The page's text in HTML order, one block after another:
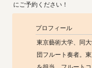
にご予約ください！
プロフィール
東京藝術大学、同
団フルート奏者。